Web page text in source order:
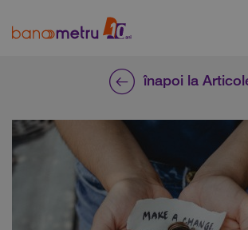
înapoi la